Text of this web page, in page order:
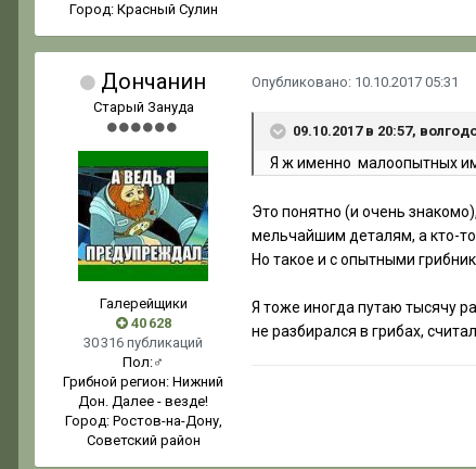
Город: Красный Сулин
Дончанин
Старый Зануда
Галерейщики
40 628
30 316 публикаций
Пол:♂
Грибной регион: Нижний
Дон. Далее - везде!
Город: Ростов-на-Дону,
Советский район
Опубликовано: 10.10.2017 05:31
09.10.2017 в 20:57,
Я ж именно малоопытных
Это понятно (и очень
мельчайшим деталям, а кто-то
Но такое и с опытными
Я тоже иногда путаю тысячу
не разбирался в грибах,